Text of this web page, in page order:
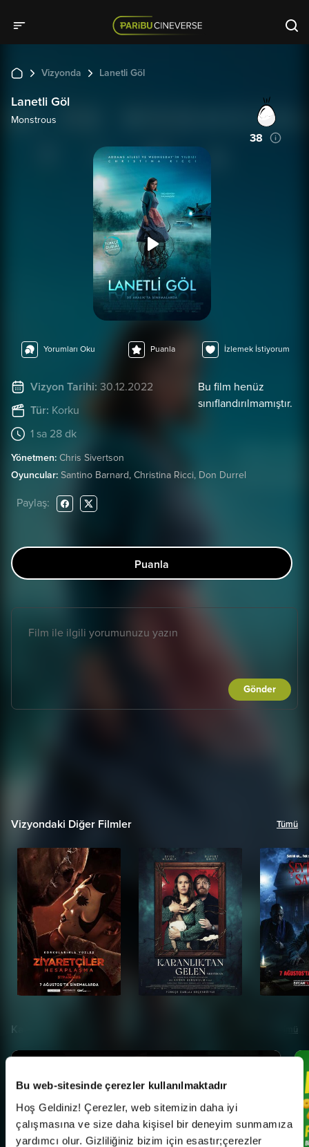
Bu web-sitesinde çerezler kullanılmaktadır
Hoş Geldiniz! Çerezler, web sitemizin daha iyi
çalışmasına ve size daha kişisel bir deneyim sunmamıza
yardımcı olur. Gizliliğiniz bizim için esastır;çerezler
Vizyonda Lanetli Göl
Lanetli Göl
Monstrous
38
Yorumları Oku Puanla İzlemek İstiyorum
Vizyon Tarihi: 30.12.2022
Tür: Korku
1 sa 28 dk
Bu film henüz
sınıflandırılmamıştır.
Yönetmen: Chris Sivertson
Oyuncular: Santino Barnard, Christina Ricci, Don Durrel
Paylaş:
Puanla
Gönder
Vizyondaki Diğer Filmler Tümü
Kampanyalar Tümü